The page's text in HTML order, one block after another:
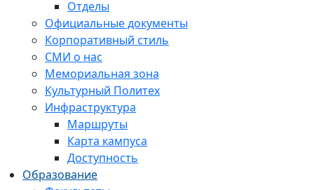
Отделы
Официальные документы
Корпоративный стиль
СМИ о нас
Мемориальная зона
Культурный Политех
Инфраструктура
Маршруты
Карта кампуса
Доступность
Образование